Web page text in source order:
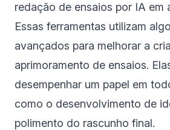
redação de ensaios por IA em
Essas ferramentas utilizam
avançados para melhorar a
aprimoramento de ensaios.
desempenhar um papel em
como o desenvolvimento de
polimento do rascunho final.